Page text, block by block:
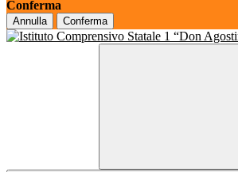
Conferma
Annulla Conferma